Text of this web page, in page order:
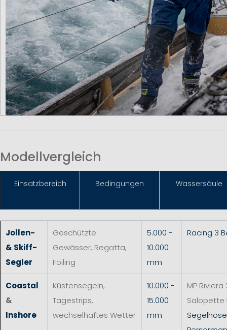
Modellvergleich
Einsatzbereich Bedingungen Wassersäule
Jollen-
& Skiff-
Segler
Geschützte
Gewässer, Regatta,
Foiling
5.000 -
10.000
mm
Racing 3
Coastal
&
Inshore
Küstensegeln,
Tagestrips,
wechselhaftes Wetter
10.000 -
15.000
mm
MP Riviera
Salopette